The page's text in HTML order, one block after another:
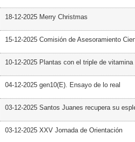
18-12-2025 Merry Christmas
15-12-2025 Comisión de Asesoramiento
10-12-2025 Plantas con el triple de vitamina
04-12-2025 gen10(E). Ensayo de lo real
03-12-2025 Santos Juanes recupera su
03-12-2025 XXV Jornada de Orientación